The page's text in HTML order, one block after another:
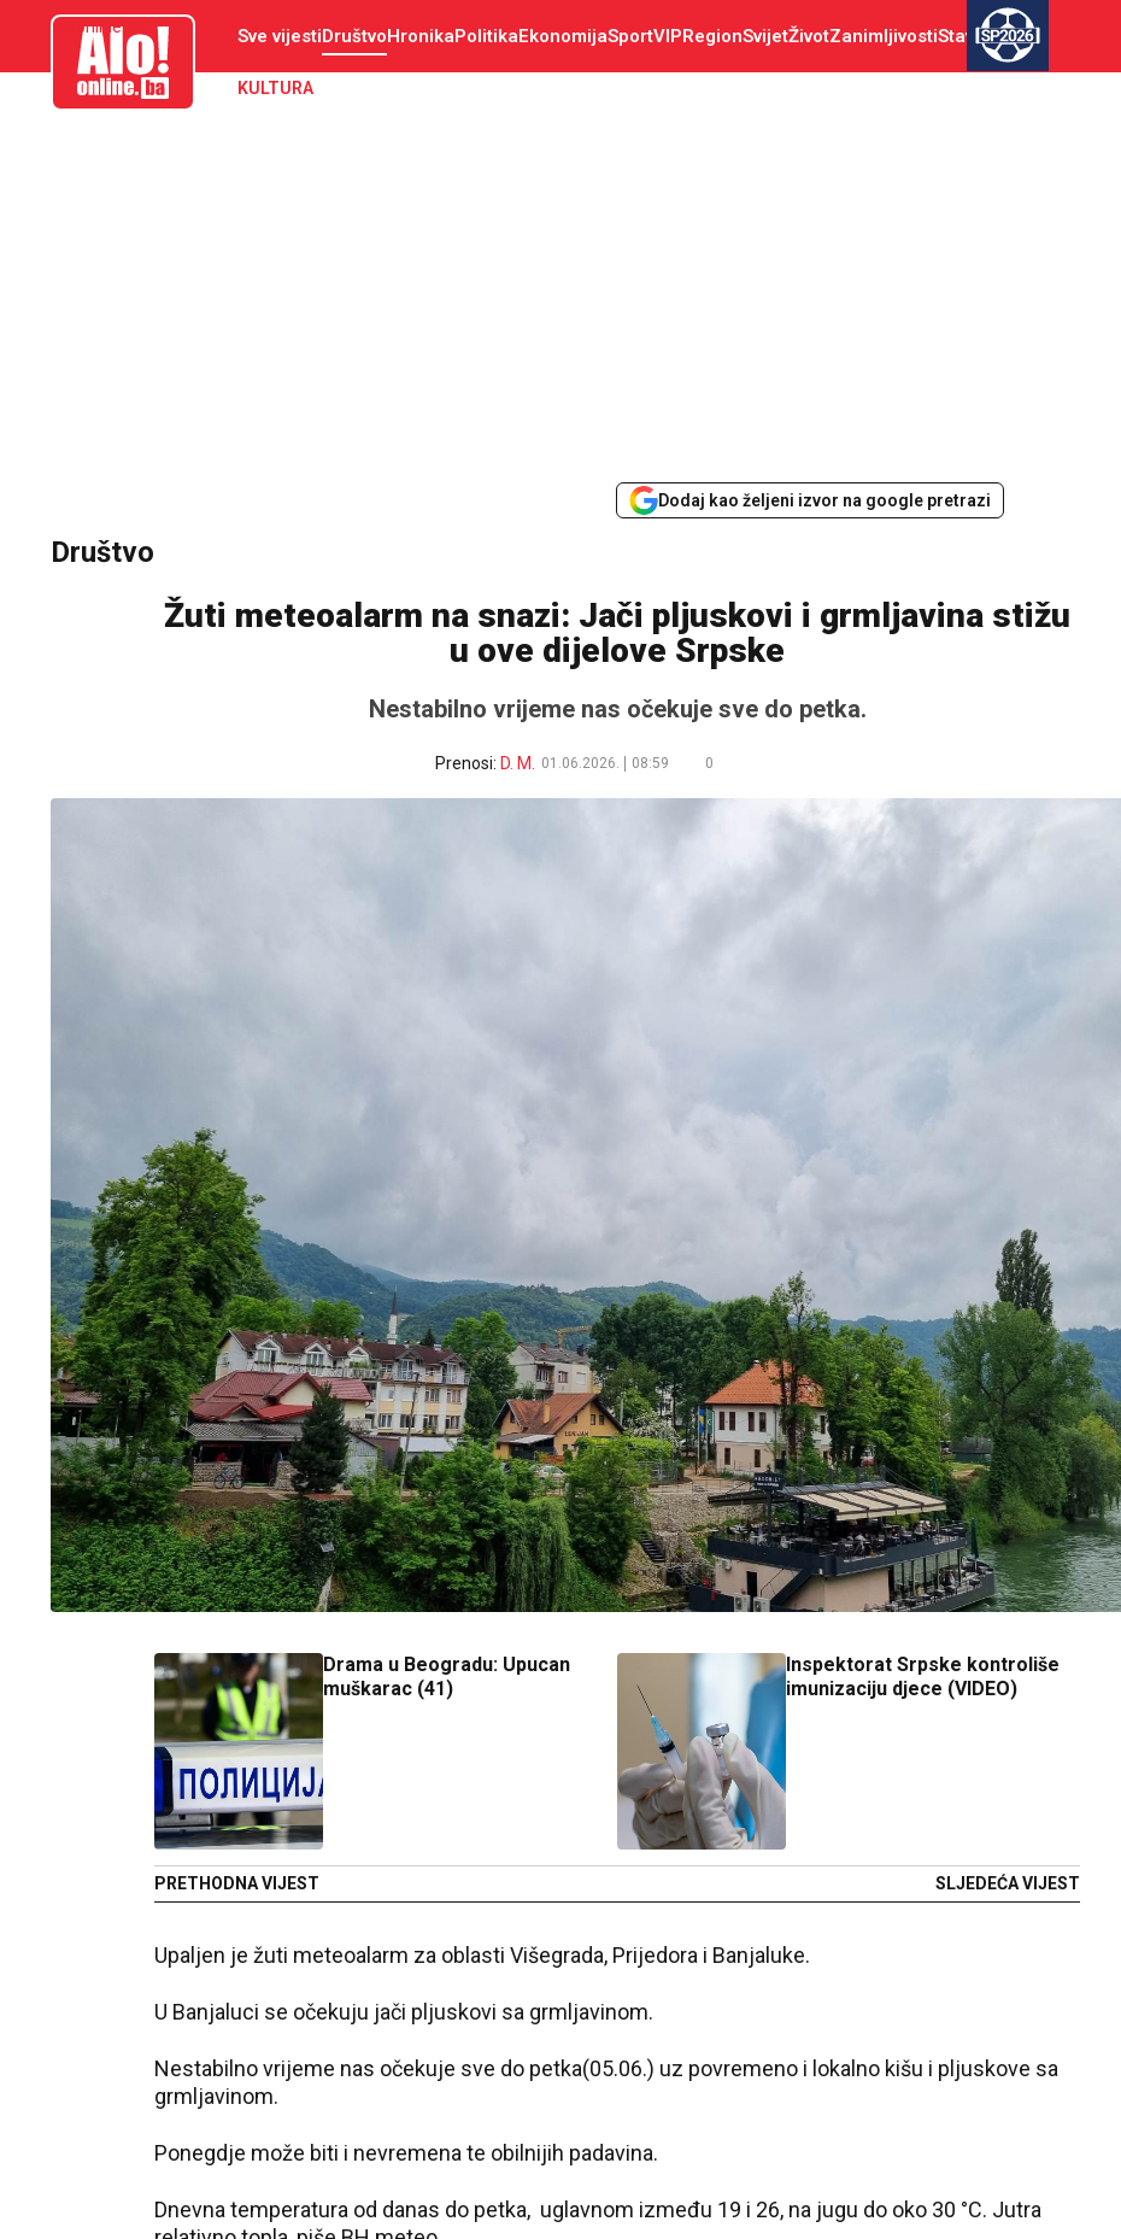
aloonline.ba Sve vijestiDruštvoHronikaPolitikaEkonomijaSportVIPRegionSvijetŽivotZanimljivostiStav SP2026
KULTURA
Dodaj kao željeni izvor na google pretrazi
Društvo
Žuti meteoalarm na snazi: Jači pljuskovi i grmljavina stižu
u ove dijelove Srpske
Nestabilno vrijeme nas očekuje sve do petka.
Prenosi: D. M. 01.06.2026. 08:59 0
Drama u Beogradu: Upucan
muškarac (41)
PRETHODNA VIJEST
Inspektorat Srpske kontroliše
imunizaciju djece (VIDEO)
SLJEDEĆA VIJEST
Upaljen je žuti meteoalarm za oblasti Višegrada, Prijedora i Banjaluke.
U Banjaluci se očekuju jači pljuskovi sa grmljavinom.
Nestabilno vrijeme nas očekuje sve do petka(05.06.) uz povremeno i lokalno kišu i pljuskove sa
grmljavinom.
Ponegdje može biti i nevremena te obilnijih padavina.
Dnevna temperatura od danas do petka, uglavnom između 19 i 26, na jugu do oko 30 °C. Jutra